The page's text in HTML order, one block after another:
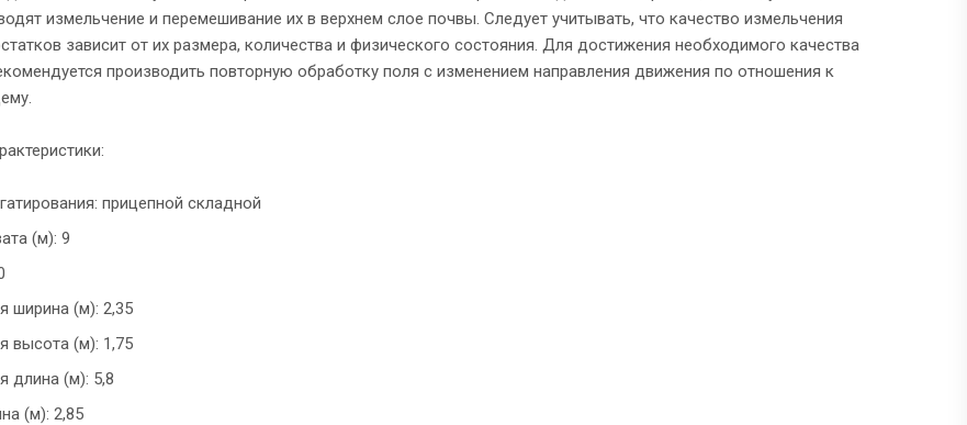
измельчение и перемешивание их в верхнем слое почвы. Следует учитывать, что качество измельчения
зависит от их размера, количества и физического состояния. Для достижения необходимого качества
производить повторную обработку поля с изменением направления движения по отношения к
прицепной складной
(м): 9
ширина (м): 2,35
высота (м): 1,75
длина (м): 5,8
(м): 2,85